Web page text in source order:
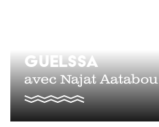
GUELSSA
avec Najat Aatabou